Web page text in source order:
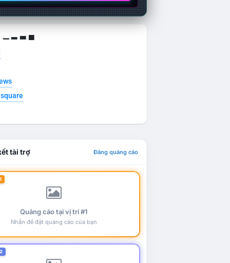
▁ ▂ ▃ ▄
tài trợ Đăng quảng cáo
Quảng cáo tại vị trí #1
Nhấn để đặt quảng cáo của bạn